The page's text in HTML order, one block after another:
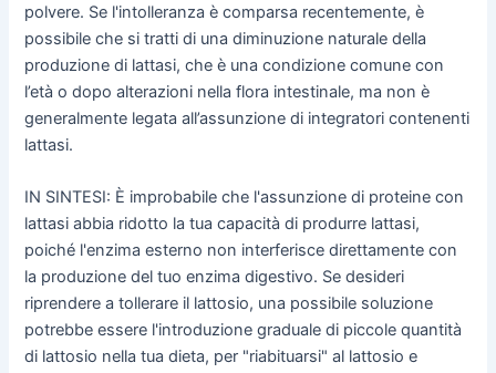
polvere. Se l'intolleranza è comparsa recentemente, è
possibile che si tratti di una diminuzione naturale della
produzione di lattasi, che è una condizione comune con
l’età o dopo alterazioni nella flora intestinale, ma non è
generalmente legata all’assunzione di integratori contenenti
lattasi.
IN SINTESI: È improbabile che l'assunzione di proteine con
lattasi abbia ridotto la tua capacità di produrre lattasi,
poiché l'enzima esterno non interferisce direttamente con
la produzione del tuo enzima digestivo. Se desideri
riprendere a tollerare il lattosio, una possibile soluzione
potrebbe essere l'introduzione graduale di piccole quantità
di lattosio nella tua dieta, per "riabituarsi" al lattosio e